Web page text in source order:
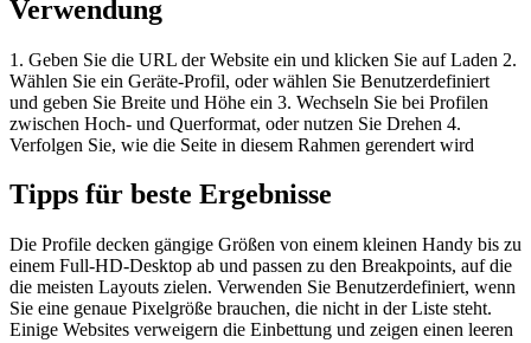
Verwendung
1. Geben Sie die URL der Website ein und klicken Sie auf Laden 2.
Wählen Sie ein Geräte-Profil, oder wählen Sie Benutzerdefiniert
und geben Sie Breite und Höhe ein 3. Wechseln Sie bei Profilen
zwischen Hoch- und Querformat, oder nutzen Sie Drehen 4.
Verfolgen Sie, wie die Seite in diesem Rahmen gerendert wird
Tipps für beste Ergebnisse
Die Profile decken gängige Größen von einem kleinen Handy bis zu
einem Full-HD-Desktop ab und passen zu den Breakpoints, auf die
die meisten Layouts zielen. Verwenden Sie Benutzerdefiniert, wenn
Sie eine genaue Pixelgröße brauchen, die nicht in der Liste steht.
Einige Websites verweigern die Einbettung und zeigen einen leeren